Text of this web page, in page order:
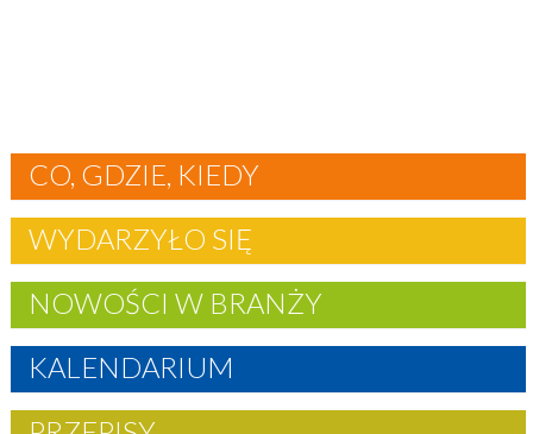
CO, GDZIE, KIEDY
WYDARZYŁO SIĘ
NOWOŚCI W BRANŻY
KALENDARIUM